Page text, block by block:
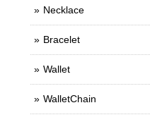
Necklace
Bracelet
Wallet
WalletChain